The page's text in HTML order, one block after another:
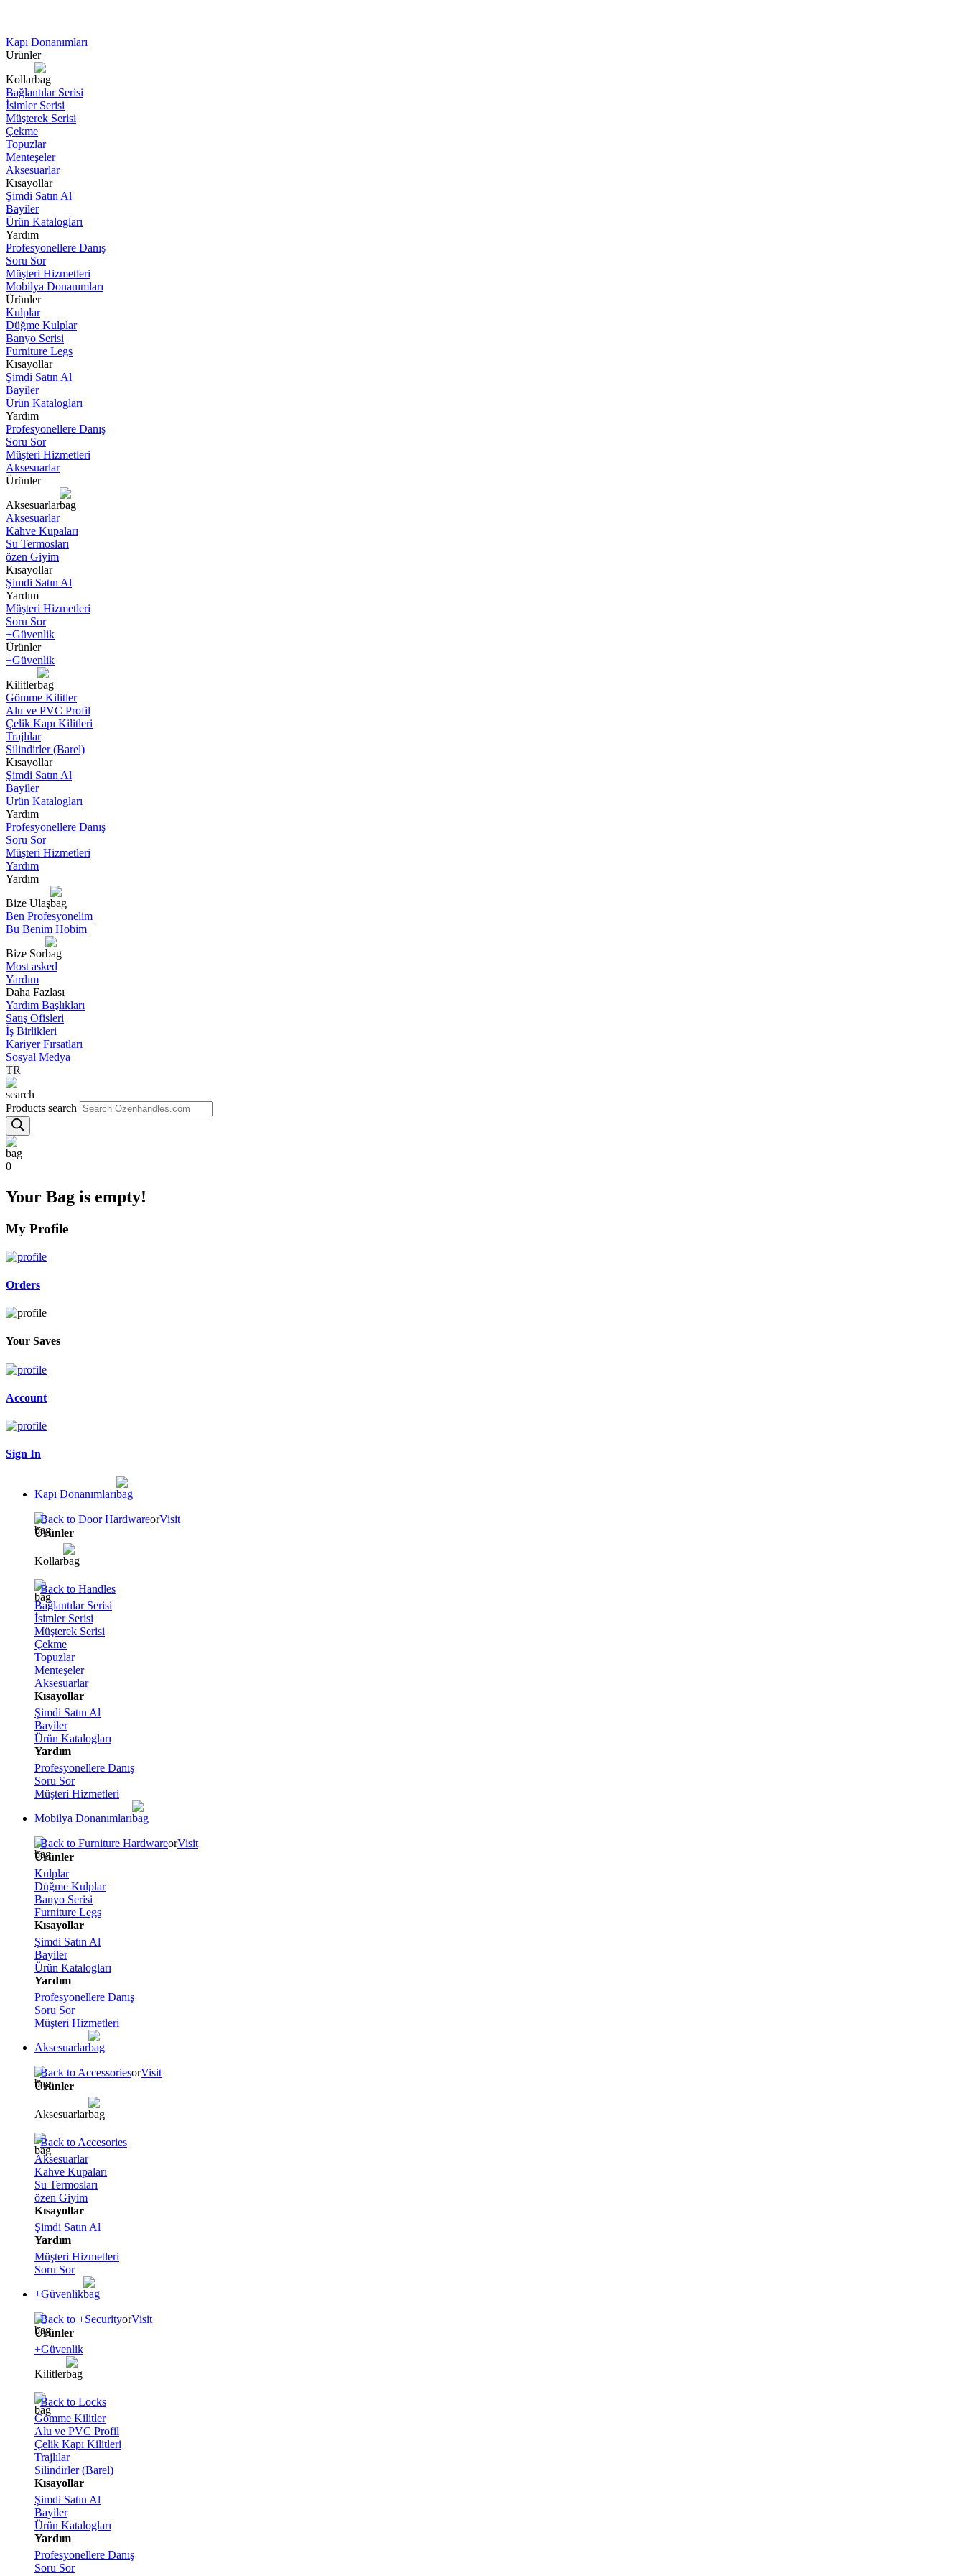
Kapı Donanımları
Ürünler
Kollar
Bağlantılar Serisi
İsimler Serisi
Müşterek Serisi
Çekme
Topuzlar
Menteşeler
Aksesuarlar
Kısayollar
Şimdi Satın Al
Bayiler
Ürün Katalogları
Yardım
Profesyonellere Danış
Soru Sor
Müşteri Hizmetleri
Mobilya Donanımları
Ürünler
Kulplar
Düğme Kulplar
Banyo Serisi
Furniture Legs
Kısayollar
Şimdi Satın Al
Bayiler
Ürün Katalogları
Yardım
Profesyonellere Danış
Soru Sor
Müşteri Hizmetleri
Aksesuarlar
Ürünler
Aksesuarlar
Aksesuarlar
Kahve Kupaları
Su Termosları
özen Giyim
Kısayollar
Şimdi Satın Al
Yardım
Müşteri Hizmetleri
Soru Sor
+Güvenlik
Ürünler
+Güvenlik
Kilitler
Gömme Kilitler
Alu ve PVC Profil
Çelik Kapı Kilitleri
Trajlılar
Silindirler (Barel)
Kısayollar
Şimdi Satın Al
Bayiler
Ürün Katalogları
Yardım
Profesyonellere Danış
Soru Sor
Müşteri Hizmetleri
Yardım
Yardım
Bize Ulaş
Ben Profesyonelim
Bu Benim Hobim
Bize Sor
Most asked
Yardım
Daha Fazlası
Yardım Başlıkları
Satış Ofisleri
İş Birlikleri
Kariyer Fırsatları
Sosyal Medya
TR
Products search
0
Your Bag is empty!
My Profile
Orders
Your Saves
Account
Sign In
Kapı Donanımları
Back to Door HardwareorVisit
Ürünler
Kollar
Back to Handles
Bağlantılar Serisi
İsimler Serisi
Müşterek Serisi
Çekme
Topuzlar
Menteşeler
Aksesuarlar
Kısayollar
Şimdi Satın Al
Bayiler
Ürün Katalogları
Yardım
Profesyonellere Danış
Soru Sor
Müşteri Hizmetleri
Mobilya Donanımları
Back to Furniture HardwareorVisit
Ürünler
Kulplar
Düğme Kulplar
Banyo Serisi
Furniture Legs
Kısayollar
Şimdi Satın Al
Bayiler
Ürün Katalogları
Yardım
Profesyonellere Danış
Soru Sor
Müşteri Hizmetleri
Aksesuarlar
Back to AccessoriesorVisit
Ürünler
Aksesuarlar
Back to Accesories
Aksesuarlar
Kahve Kupaları
Su Termosları
özen Giyim
Kısayollar
Şimdi Satın Al
Yardım
Müşteri Hizmetleri
Soru Sor
+Güvenlik
Back to +SecurityorVisit
Ürünler
+Güvenlik
Kilitler
Back to Locks
Gömme Kilitler
Alu ve PVC Profil
Çelik Kapı Kilitleri
Trajlılar
Silindirler (Barel)
Kısayollar
Şimdi Satın Al
Bayiler
Ürün Katalogları
Yardım
Profesyonellere Danış
Soru Sor